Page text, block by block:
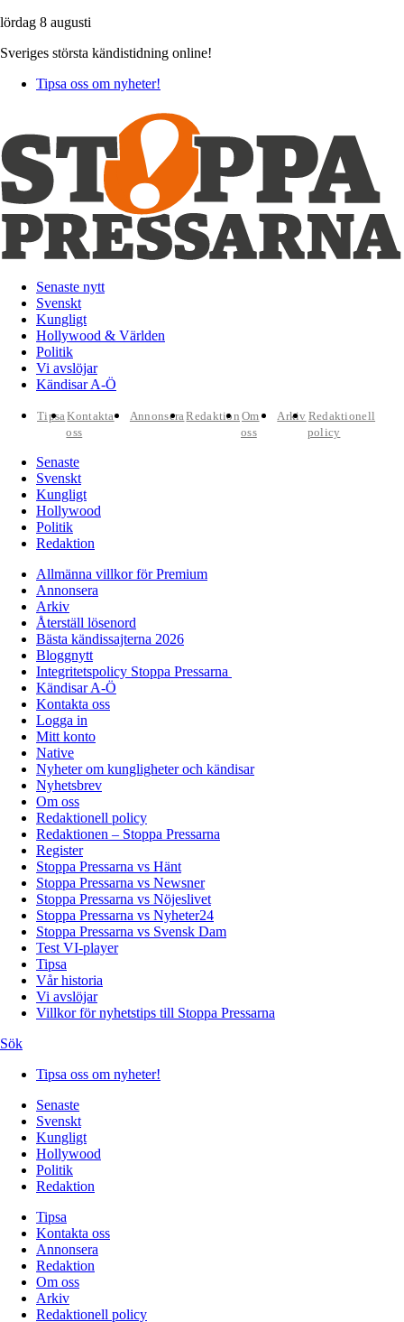
lördag 8 augusti
Sveriges största kändistidning online!
Tipsa oss om nyheter!
Senaste nytt
Svenskt
Kungligt
Hollywood & Världen
Politik
Vi avslöjar
Kändisar A-Ö
TipsaKontakta
oss
AnnonseraRedaktion Om
oss
Arkiv Redaktionell
policy
Senaste
Svenskt
Kungligt
Hollywood
Politik
Redaktion
Allmänna villkor för Premium
Annonsera
Arkiv
Återställ lösenord
Bästa kändissajterna 2026
Bloggnytt
Integritetspolicy Stoppa Pressarna
Kändisar A-Ö
Kontakta oss
Logga in
Mitt konto
Native
Nyheter om kungligheter och kändisar
Nyhetsbrev
Om oss
Redaktionell policy
Redaktionen – Stoppa Pressarna
Register
Stoppa Pressarna vs Hänt
Stoppa Pressarna vs Newsner
Stoppa Pressarna vs Nöjeslivet
Stoppa Pressarna vs Nyheter24
Stoppa Pressarna vs Svensk Dam
Test VI-player
Tipsa
Vår historia
Vi avslöjar
Villkor för nyhetstips till Stoppa Pressarna
Sök
Tipsa oss om nyheter!
Senaste
Svenskt
Kungligt
Hollywood
Politik
Redaktion
Tipsa
Kontakta oss
Annonsera
Redaktion
Om oss
Arkiv
Redaktionell policy